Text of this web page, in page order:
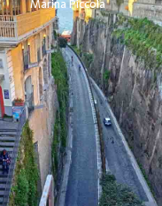
Marina Piccola